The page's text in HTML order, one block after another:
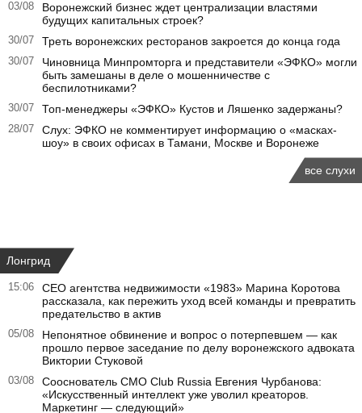
03/08
Воронежский бизнес ждет централизации властями
будущих капитальных строек?
30/07 Треть воронежских ресторанов закроется до конца года
30/07
Чиновница Минпромторга и представители «ЭФКО» могли
быть замешаны в деле о мошенничестве с
беспилотниками?
30/07 Топ-менеджеры «ЭФКО» Кустов и Ляшенко задержаны?
28/07
Слух: ЭФКО не комментирует информацию о «масках-
шоу» в своих офисах в Тамани, Москве и Воронеже
все слухи
Лонгрид
15:06
CEO агентства недвижимости «1983» Марина Коротова
рассказала, как пережить уход всей команды и превратить
предательство в актив
05/08
Непонятное обвинение и вопрос о потерпевшем — как
прошло первое заседание по делу воронежского адвоката
Виктории Стуковой
03/08
Сооснователь CMO Club Russia Евгения Чурбанова:
«Искусственный интеллект уже уволил креаторов.
Маркетинг — следующий»